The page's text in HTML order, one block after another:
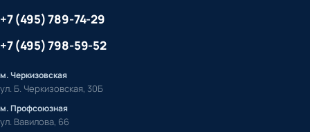
+7 (495) 789-74-29
+7 (495) 798-59-52
м. Черкизовская
ул. Б. Черкизовская, 30Б
м. Профсоюзная
ул. Вавилова, 66